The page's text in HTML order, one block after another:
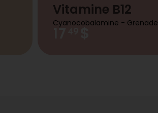
Vitamine B12
Cyanocobalamine - Grenade